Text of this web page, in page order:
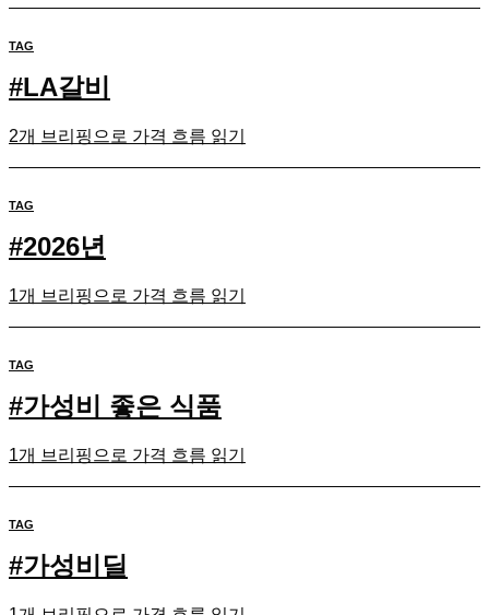
TAG
#LA갈비
2개 브리핑으로 가격 흐름 읽기
TAG
#2026년
1개 브리핑으로 가격 흐름 읽기
TAG
#가성비 좋은 식품
1개 브리핑으로 가격 흐름 읽기
TAG
#가성비딜